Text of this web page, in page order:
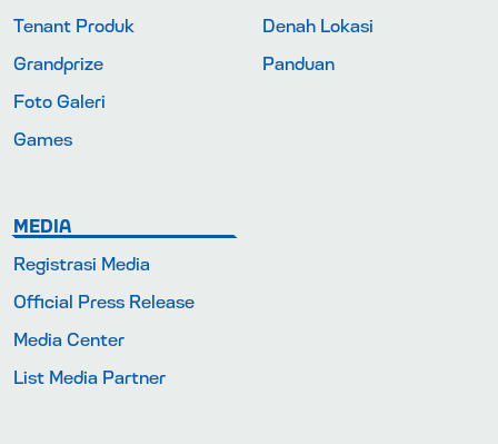
Tenant Produk
Grandprize
Foto Galeri
Games
Denah Lokasi
Panduan
MEDIA
Registrasi Media
Official Press Release
Media Center
List Media Partner